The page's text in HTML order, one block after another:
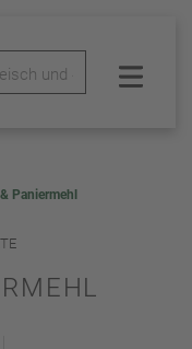
Paniermehl